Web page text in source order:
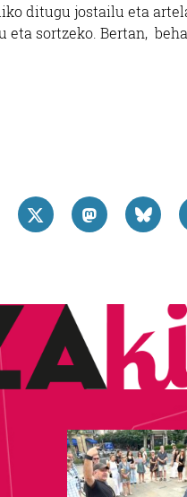
ditugu jostailu eta
eta sortzeko. Bertan,